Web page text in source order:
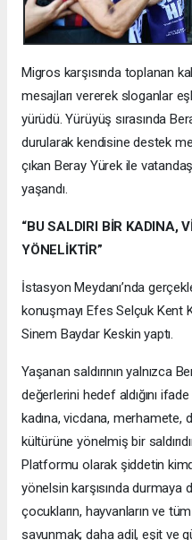
Migros karşısında toplanan
mesajları vererek sloganlar
yürüdü. Yürüyüş sırasında
durularak kendisine destek
çıkan Beray Yürek ile
yaşandı.
“BU SALDIRI BİR KADINA,
YÖNELİKTİR”
İstasyon Meydanı’nda
konuşmayı Efes Selçuk Kent
Sinem Baydar Keskin yaptı.
Yaşanan saldırının yalnızca
değerlerini hedef aldığını
kadına, vicdana, merhamete,
kültürüne yönelmiş bir
Platformu olarak şiddetin
yönelsin karşısında durmaya
çocukların, hayvanların ve tüm
savunmak; daha adil, eşit ve